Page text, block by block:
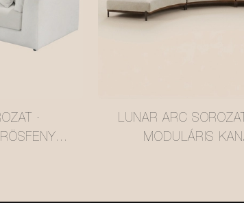
·
LUNAR ARC
MODULÁRIS